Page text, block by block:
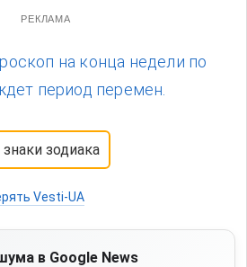
РЕКЛАМА
на конца недели по
период перемен.
знаки зодиака
Vesti-UA
в Google News